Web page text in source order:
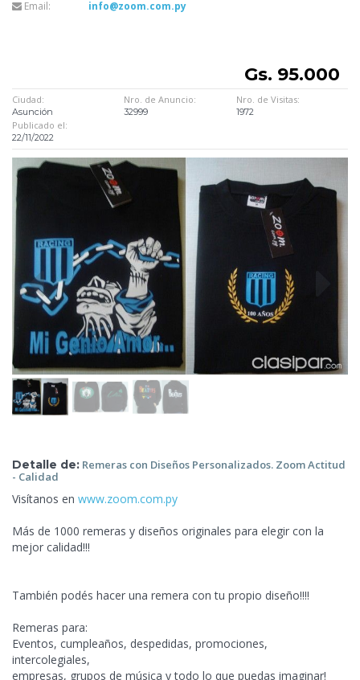
Email:
info@zoom.com.py
Gs. 95.000
Ciudad:
Asunción
Nro. de Anuncio:
32999
Nro. de Visitas:
1972
Publicado el:
22/11/2022
Detalle de: Remeras con Diseños Personalizados. Zoom Actitud
- Calidad
Visítanos en www.zoom.com.py
Más de 1000 remeras y diseños originales para elegir con la
mejor calidad!!!
También podés hacer una remera con tu propio diseño!!!!
Remeras para:
Eventos, cumpleaños, despedidas, promociones,
intercolegiales,
empresas, grupos de música y todo lo que puedas imaginar!